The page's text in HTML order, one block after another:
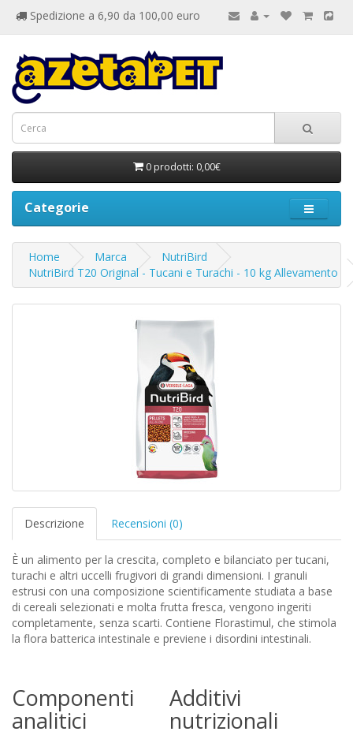
Spedizione a 6,90 da 100,00 euro
0 prodotti: 0,00€
Categorie
Home Marca
NutriBird
NutriBird T20 Original - Tucani e Turachi - 10 kg Allevamento
Descrizione Recensioni (0)
È un alimento per la crescita, completo e bilanciato per tucani,
turachi e altri uccelli frugivori di grandi dimensioni. I granuli
estrusi con una composizione scientificamente studiata a base
di cereali selezionati e molta frutta fresca, vengono ingeriti
completamente, senza scarti. Contiene Florastimul, che stimola
la flora batterica intestinale e previene i disordini intestinali.
Componenti
analitici
Additivi
nutrizionali